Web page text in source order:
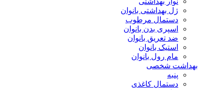
ژل بهداشتی بانوان
دستمال مرطوب
اسپری بدن بانوان
ضد تعریق بانوان
استیک بانوان
مام رول بانوان
بهداشت شخصی
پنبه
دستمال کاغذی